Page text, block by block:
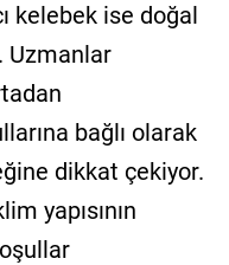
kelebek ise doğal
Uzmanlar
bağlı olarak
dikkat çekiyor.
yapısının